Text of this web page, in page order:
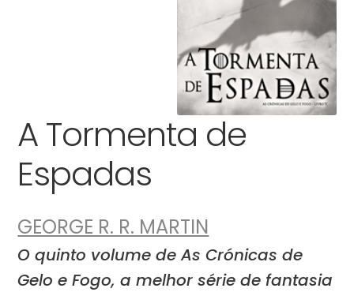
A Tormenta de
Espadas
GEORGE R. R. MARTIN
O quinto volume de As Crónicas de
Gelo e Fogo, a melhor série de fantasia